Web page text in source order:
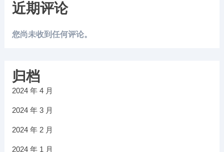
近期评论
您尚未收到任何评论。
归档
2024 年 4 月
2024 年 3 月
2024 年 2 月
2024 年 1 月